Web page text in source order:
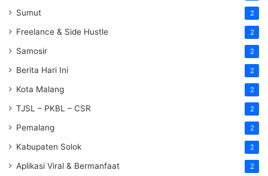
Sumut 2
Freelance & Side Hustle 2
Samosir 2
Berita Hari Ini 2
Kota Malang 2
TJSL – PKBL – CSR 2
Pemalang 2
Kabupaten Solok 2
Aplikasi Viral & Bermanfaat 2